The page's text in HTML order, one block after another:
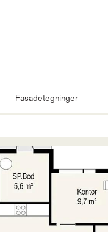
Fasadetegninger